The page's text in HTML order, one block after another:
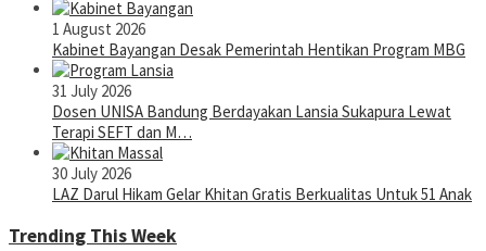
1 August 2026
Kabinet Bayangan Desak Pemerintah Hentikan Program MBG
31 July 2026
Dosen UNISA Bandung Berdayakan Lansia Sukapura Lewat
Terapi SEFT dan M…
30 July 2026
LAZ Darul Hikam Gelar Khitan Gratis Berkualitas Untuk 51 Anak
Trending This Week